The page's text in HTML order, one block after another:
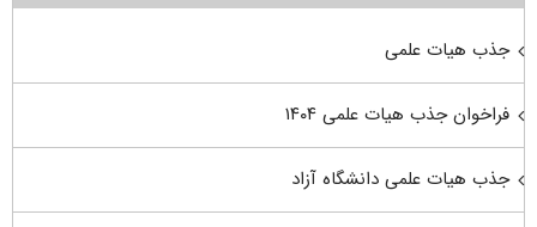
جذب هیات علمی
فراخوان جذب هیات علمی ۱۴۰۴
جذب هیات علمی دانشگاه آزاد